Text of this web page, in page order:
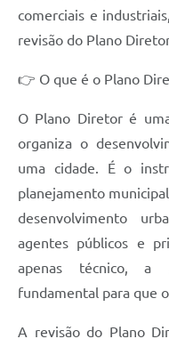
comerciais e
revisão do Plano
👉 O que é o Plano
O Plano Diretor é
organiza o
uma cidade. É o
planejamento
desenvolvimento
agentes públicos e
apenas técnico, a
fundamental para que
A revisão do Plano